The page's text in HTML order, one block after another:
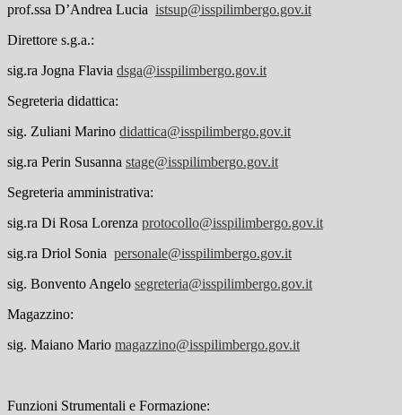
prof.ssa D’Andrea Lucia istsup@isspilimbergo.gov.it
Direttore s.g.a.:
sig.ra Jogna Flavia dsga@isspilimbergo.gov.it
Segreteria didattica:
sig. Zuliani Marino didattica@isspilimbergo.gov.it
sig.ra Perin Susanna stage@isspilimbergo.gov.it
Segreteria amministrativa:
sig.ra Di Rosa Lorenza protocollo@isspilimbergo.gov.it
sig.ra Driol Sonia personale@isspilimbergo.gov.it
sig. Bonvento Angelo segreteria@isspilimbergo.gov.it
Magazzino:
sig. Maiano Mario magazzino@isspilimbergo.gov.it
Funzioni Strumentali e Formazione: